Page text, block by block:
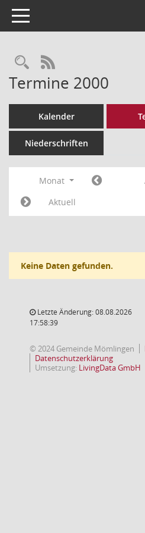
Toggle navigation
Rechercheauswahl
RSS-Feed
Termine 2000
Kalender
Niederschriften
Monat
Aktuell
Keine Daten gefunden.
Letzte Änderung: 08.08.2026
17:58:39
© 2024 Gemeinde Mömlingen
Datenschutzerklärung
Umsetzung: LivingData GmbH